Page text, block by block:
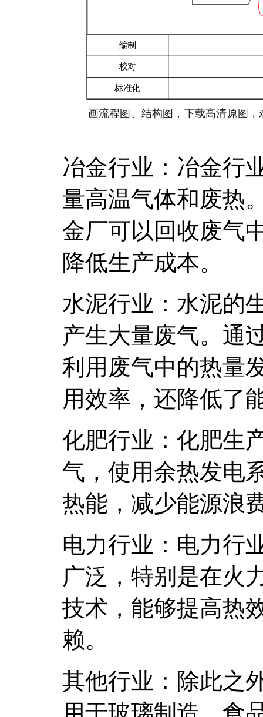
冶金行业：冶金行
量高温气体和废热
金厂可以回收废气
降低生产成本。
水泥行业：水泥的
产生大量废气。通
利用废气中的热量
用效率，还降低了
化肥行业：化肥生
气，使用余热发电
热能，减少能源浪
电力行业：电力行
广泛，特别是在火
技术，能够提高热
赖。
其他行业：除此之